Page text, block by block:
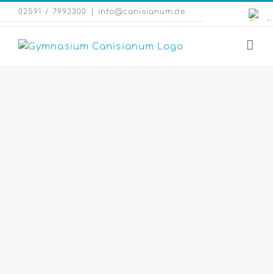
Zum
Inhalt
springen
02591 / 7993300 info@canisianum.de